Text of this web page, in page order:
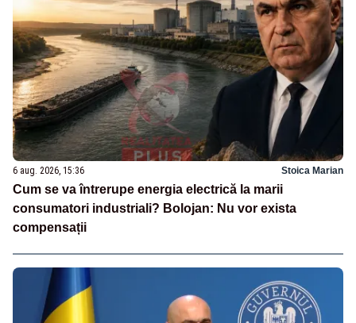
6 aug. 2026, 15:36 Stoica Marian
Cum se va întrerupe energia electrică la marii
consumatori industriali? Bolojan: Nu vor exista
compensații